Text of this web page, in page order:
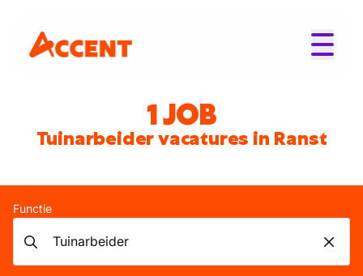
1 JOB
Tuinarbeider vacatures in Ranst
Functie